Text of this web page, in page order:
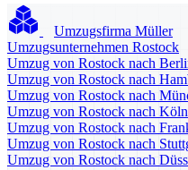
Umzugsfirma Müller
Umzugsunternehmen Rostock
Umzug von Rostock nach
Umzug von Rostock nach
Umzug von Rostock nach
Umzug von Rostock nach Köln
Umzug von Rostock nach
Umzug von Rostock nach
Umzug von Rostock nach